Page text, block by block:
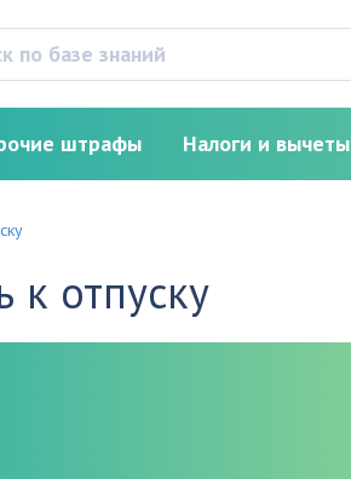
штрафы Налоги и вычеты
отпуску